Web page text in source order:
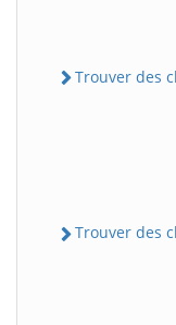
Trouver des
Trouver des